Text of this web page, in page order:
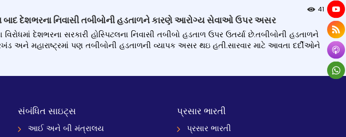
41
બાદ દેશભરના નિવાસી તબીબોની હડતાળને કારણે આરોગ્ય સેવાઓ ઉપર અસર
દેશભરના સરકારી હોસ્પિટલના નિવાસી તબીબો હડતાળ ઉપર ઉતર્યા છે.તબીબોની હડતાળને
અને મહારાષ્ટ્રમાં પણ તબીબોની હડતાળની વ્યાપક અસર થઇ હતી.સારવાર માટે આવતા દર્દીઓને
સંબંધિત સાઇટ્સ
આઈ અને બી મંત્રાલય
પ્રસાર ભારતી
પ્રસાર ભારતી